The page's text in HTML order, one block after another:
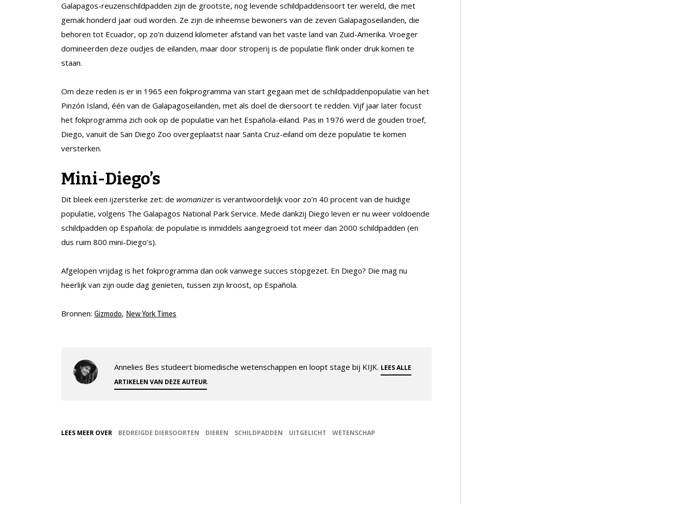
Galapagos-reuzenschildpadden zijn de grootste, nog levende schildpaddensoort ter wereld, die met
gemak honderd jaar oud worden. Ze zijn de inheemse bewoners van de zeven Galapagoseilanden, die
behoren tot Ecuador, op zo’n duizend kilometer afstand van het vaste land van Zuid-Amerika. Vroeger
domineerden deze oudjes de eilanden, maar door stroperij is de populatie flink onder druk komen te
staan.
Om deze reden is er in 1965 een fokprogramma van start gegaan met de schildpaddenpopulatie van het
Pinzón Island, één van de Galapagoseilanden, met als doel de diersoort te redden. Vijf jaar later focust
het fokprogramma zich ook op de populatie van het Española-eiland. Pas in 1976 werd de gouden troef,
Diego, vanuit de San Diego Zoo overgeplaatst naar Santa Cruz-eiland om deze populatie te komen
versterken.
Mini-Diego’s
Dit bleek een ijzersterke zet: de womanizeris verantwoordelijk voor zo’n 40 procent van de huidige
populatie, volgens The Galapagos National Park Service. Mede dankzij Diego leven er nu weer voldoende
schildpadden op Española: de populatie is inmiddels aangegroeid tot meer dan 2000 schildpadden (en
dus ruim 800 mini-Diego’s).
Afgelopen vrijdag is het fokprogramma dan ook vanwege succes stopgezet. En Diego? Die mag nu
heerlijk van zijn oude dag genieten, tussen zijn kroost, op Española.
Bronnen: Gizmodo, New York Times
Annelies Bes studeert biomedische wetenschappen en loopt stage bij KIJK. LEES ALLE
ARTIKELEN VAN DEZE AUTEUR.
LEES MEER OVER BEDREIGDE DIERSOORTEN DIEREN SCHILDPADDEN UITGELICHT WETENSCHAP